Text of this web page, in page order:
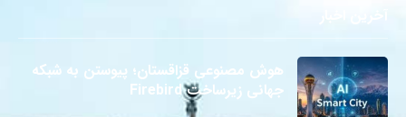
هوش مصنوعی قزاقستان؛ پیوستن به شبکه
جهانی زیرساخت Firebird